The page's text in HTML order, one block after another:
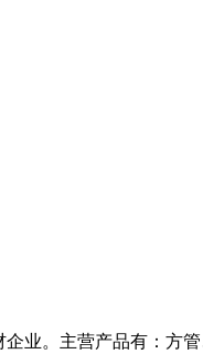
业。主营产品有：方